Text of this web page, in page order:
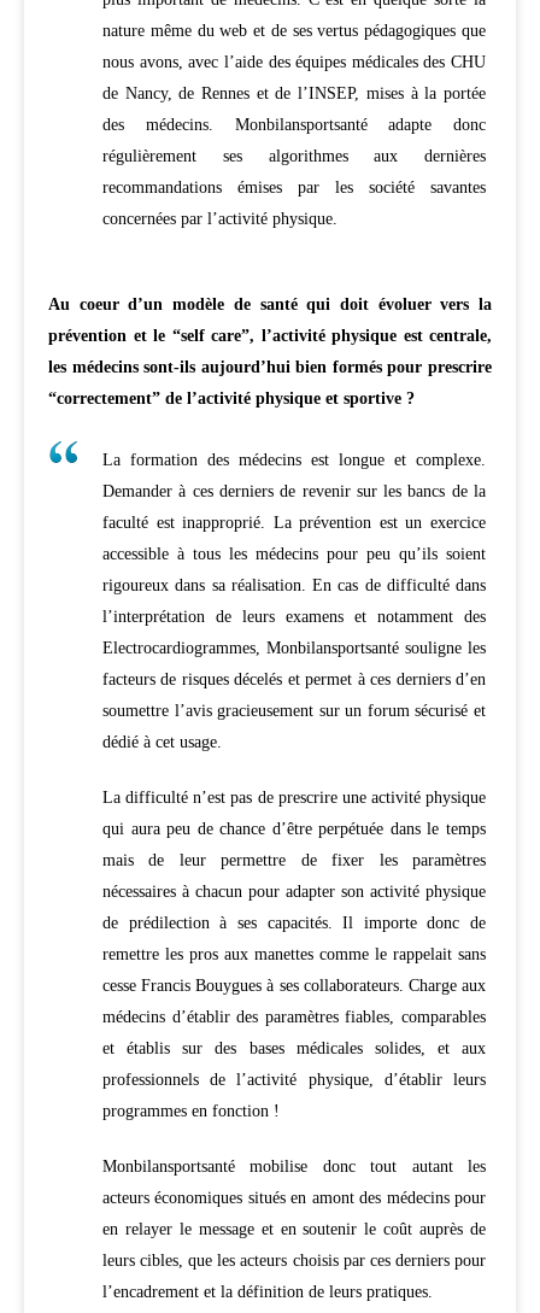
nature même du web et de ses vertus pédagogiques que
nous avons, avec l’aide des équipes médicales des CHU
de Nancy, de Rennes et de l’INSEP, mises à la portée
des médecins. Monbilansportsanté adapte donc
régulièrement ses algorithmes aux dernières
recommandations émises par les société savantes
concernées par l’activité physique.
Au coeur d’un modèle de santé qui doit évoluer vers la
prévention et le “self care”, l’activité physique est centrale,
les médecins sont-ils aujourd’hui bien formés pour prescrire
“correctement” de l’activité physique et sportive ?
La formation des médecins est longue et complexe.
Demander à ces derniers de revenir sur les bancs de la
faculté est inapproprié. La prévention est un exercice
accessible à tous les médecins pour peu qu’ils soient
rigoureux dans sa réalisation. En cas de difficulté dans
l’interprétation de leurs examens et notamment des
Electrocardiogrammes, Monbilansportsanté souligne les
facteurs de risques décelés et permet à ces derniers d’en
soumettre l’avis gracieusement sur un forum sécurisé et
dédié à cet usage.
La difficulté n’est pas de prescrire une activité physique
qui aura peu de chance d’être perpétuée dans le temps
mais de leur permettre de fixer les paramètres
nécessaires à chacun pour adapter son activité physique
de prédilection à ses capacités. Il importe donc de
remettre les pros aux manettes comme le rappelait sans
cesse Francis Bouygues à ses collaborateurs. Charge aux
médecins d’établir des paramètres fiables, comparables
et établis sur des bases médicales solides, et aux
professionnels de l’activité physique, d’établir leurs
programmes en fonction !
Monbilansportsanté mobilise donc tout autant les
acteurs économiques situés en amont des médecins pour
en relayer le message et en soutenir le coût auprès de
leurs cibles, que les acteurs choisis par ces derniers pour
l’encadrement et la définition de leurs pratiques.